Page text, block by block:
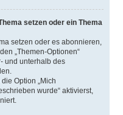
setzen oder ein Thema
setzen oder es abonnieren,
„Themen-Optionen“
und unterhalb des
Option „Mich
wurde“ aktivierst,